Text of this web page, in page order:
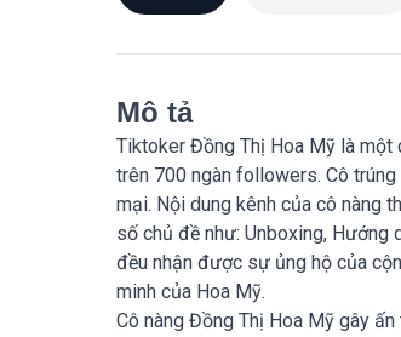
Mô tả
Tiktoker Đồng Thị Hoa Mỹ là một
trên 700 ngàn followers. Cô
mại. Nội dung kênh của cô nàng
số chủ đề như: Unboxing,
đều nhận được sự ủng hộ của
minh của Hoa Mỹ.
Cô nàng Đồng Thị Hoa Mỹ gây